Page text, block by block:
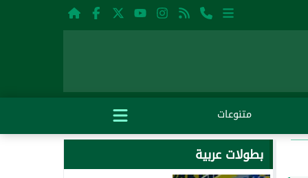
متنوعات
بطولات عربية